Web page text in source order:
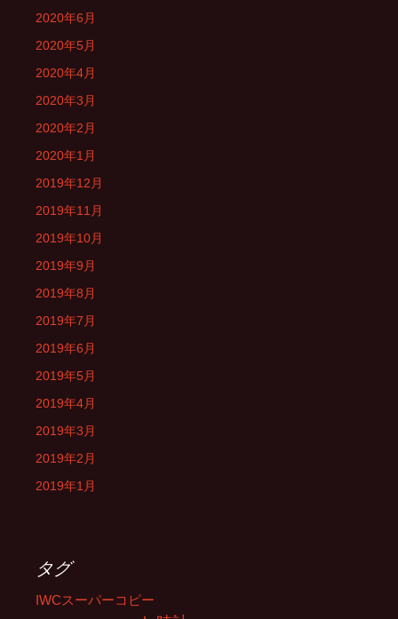
2020年6月
2020年5月
2020年4月
2020年3月
2020年2月
2020年1月
2019年12月
2019年11月
2019年10月
2019年9月
2019年8月
2019年7月
2019年6月
2019年5月
2019年4月
2019年3月
2019年2月
2019年1月
タグ
IWCスーパーコピー